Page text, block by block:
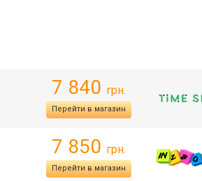
7 840 грн.
Перейти в магазин
7 850 грн.
Перейти в магазин